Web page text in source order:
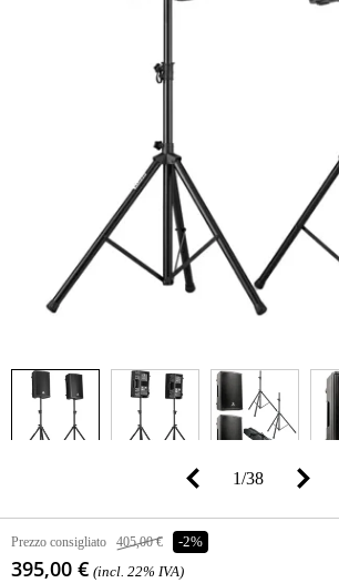
1/38
Prezzo consigliato 405,00 € -2%
395,00 € (incl. 22% IVA)